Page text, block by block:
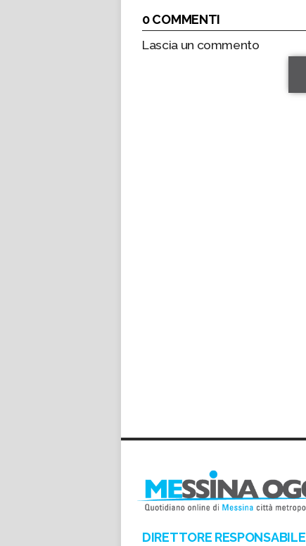
0 COMMENTI
Lascia un commento
DIRETTORE RESPONSABILE